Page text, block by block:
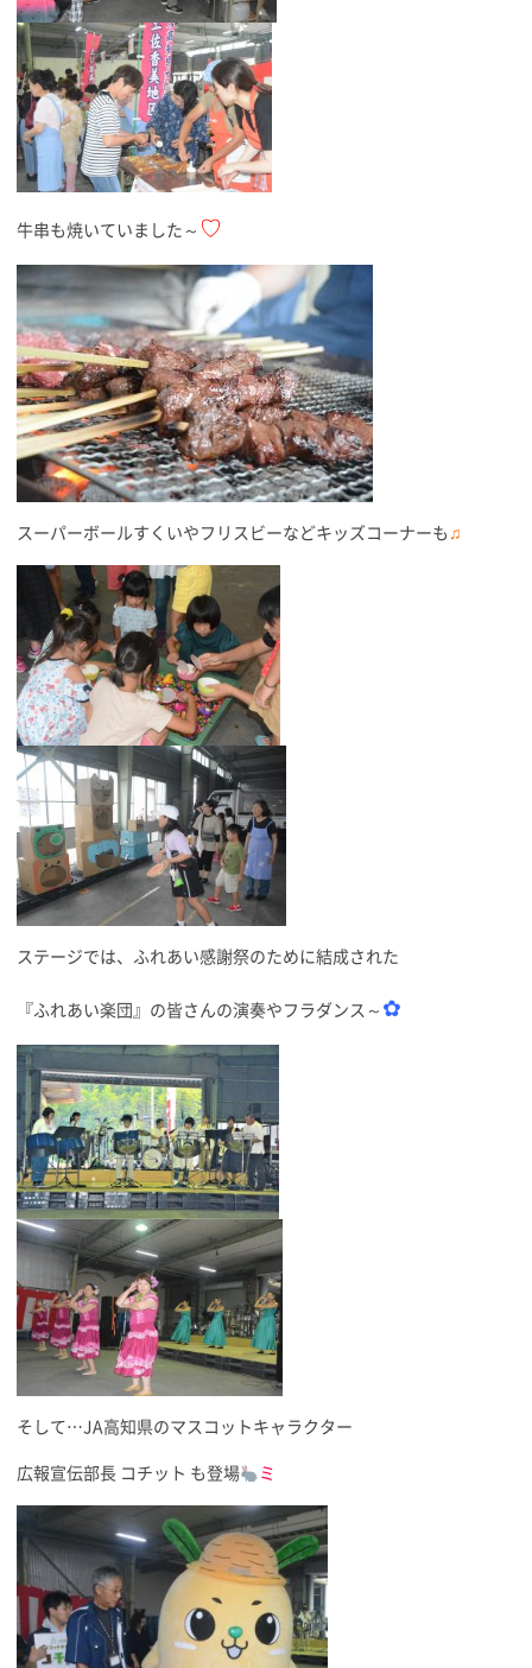
牛串も焼いていました～ ♡
スーパーボールすくいやフリスビーなどキッズコーナーも ♫
ステージでは、ふれあい感謝祭のために結成された
『ふれあい楽団』の皆さんの演奏やフラダンス～ ✿
そして…JA高知県のマスコットキャラクター
広報宣伝部長 コチット も登場 ミ